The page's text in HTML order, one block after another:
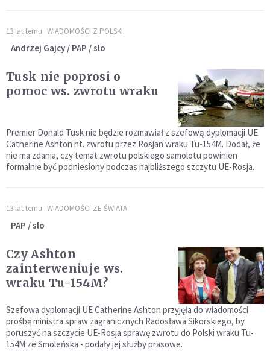
13 lat temu WIADOMOŚCI Z POLSKI
Andrzej Gajcy / PAP / slo
Tusk nie poprosi o
pomoc ws. zwrotu wraku
Premier Donald Tusk nie będzie rozmawiał z szefową dyplomacji UE
Catherine Ashton nt. zwrotu przez Rosjan wraku Tu-154M. Dodał, że
nie ma zdania, czy temat zwrotu polskiego samolotu powinien
formalnie być podniesiony podczas najbliższego szczytu UE-Rosja.
13 lat temu WIADOMOŚCI ZE ŚWIATA
PAP / slo
Czy Ashton
zainterweniuje ws.
wraku Tu-154M?
Szefowa dyplomacji UE Catherine Ashton przyjęła do wiadomości
prośbę ministra spraw zagranicznych Radosława Sikorskiego, by
poruszyć na szczycie UE-Rosja sprawę zwrotu do Polski wraku Tu-
154M ze Smoleńska - podały jej służby prasowe.